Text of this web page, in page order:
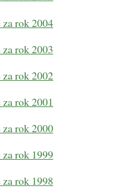
rok 2004
rok 2003
rok 2002
rok 2001
rok 2000
rok 1999
rok 1998